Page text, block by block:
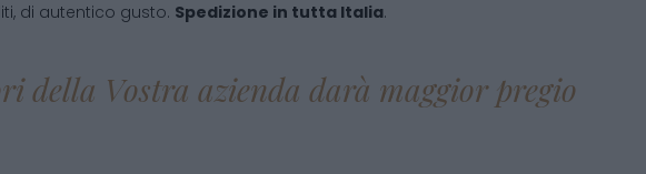
di autentico gusto. Spedizione in tutta Italia.
della Vostra azienda darà maggior pregio